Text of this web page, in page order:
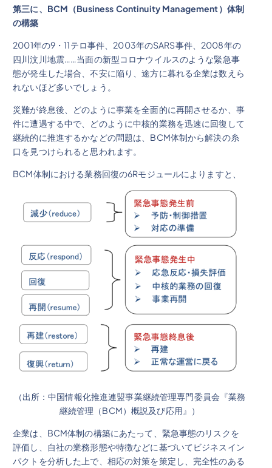
第三に、 BCM （Business Continuity Management）体制
の構築
2001年の9・11テロ事件、2003年のSARS事件、2008年の
四川汶川地震……当面の新型コロナウイルスのような緊急事
態が発生した場合、不安に陥り、途方に暮れる企業は数えら
れないほど多いでしょう。
災難が終息後、どのように事業を全面的に再開させるか、事
件に遭遇する中で、どのように中核的業務を迅速に回復して
継続的に推進するかなどの問題は、BCM体制から解決の糸
口を見つけられると思われます。
BCM体制における業務回復の6Rモジュールによりますと、
（出所：中国情報化推進連盟事業継続管理専門委員会『業務
継続管理（BCM）概説及び応用』）
企業は、BCM体制の構築にあたって、緊急事態のリスクを
評価し、自社の業務形態や特徴などに基づいてビジネスイン
パクトを分析した上で、相応の対策を策定し、完全性のある